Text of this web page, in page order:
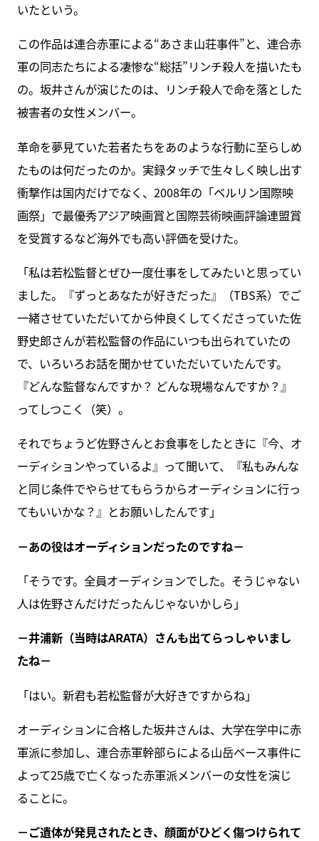
いたという。
この作品は連合赤軍による“あさま山荘事件”と、連合赤
軍の同志たちによる凄惨な“総括”リンチ殺人を描いたも
の。坂井さんが演じたのは、リンチ殺人で命を落とした
被害者の女性メンバー。
革命を夢見ていた若者たちをあのような行動に至らしめ
たものは何だったのか。実録タッチで生々しく映し出す
衝撃作は国内だけでなく、2008年の「ベルリン国際映
画祭」で最優秀アジア映画賞と国際芸術映画評論連盟賞
を受賞するなど海外でも高い評価を受けた。
「私は若松監督とぜひ一度仕事をしてみたいと思ってい
ました。『ずっとあなたが好きだった』（TBS系）でご
一緒させていただいてから仲良くしてくださっていた佐
野史郎さんが若松監督の作品にいつも出られていたの
で、いろいろお話を聞かせていただいていたんです。
『どんな監督なんですか？ どんな現場なんですか？』
ってしつこく（笑）。
それでちょうど佐野さんとお食事をしたときに『今、オ
ーディションやっているよ』って聞いて、『私もみんな
と同じ条件でやらせてもらうからオーディションに行っ
てもいいかな？』とお願いしたんです」
－あの役はオーディションだったのですね－
「そうです。全員オーディションでした。そうじゃない
人は佐野さんだけだったんじゃないかしら」
－井浦新（当時はARATA）さんも出てらっしゃいまし
たね－
「はい。新君も若松監督が大好きですからね」
オーディションに合格した坂井さんは、大学在学中に赤
軍派に参加し、連合赤軍幹部らによる山岳ベース事件に
よって25歳で亡くなった赤軍派メンバーの女性を演じ
ることに。
－ご遺体が発見されたとき、顔面がひどく傷つけられて